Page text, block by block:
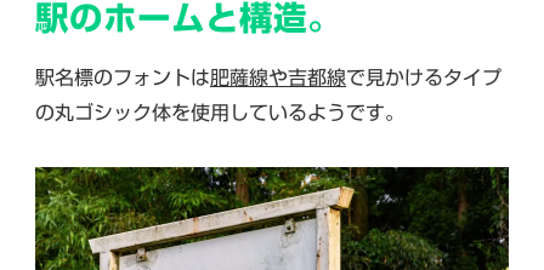
駅のホームと構造。
駅名標のフォントは肥薩線や吉都線で見かけるタイプ
の丸ゴシック体を使用しているようです。